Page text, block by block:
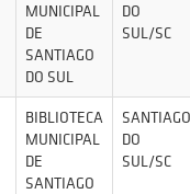
MUNICIPAL
DE
SANTIAGO
DO SUL
DO
SUL/SC
BIBLIOTECA
MUNICIPAL
DE
SANTIAGO
SANTIAGO
DO
SUL/SC